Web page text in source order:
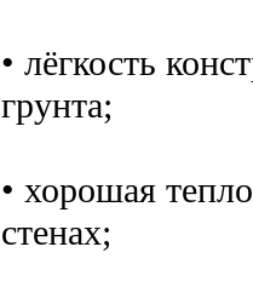
• лёгкость
грунта;
• хорошая
стенах;